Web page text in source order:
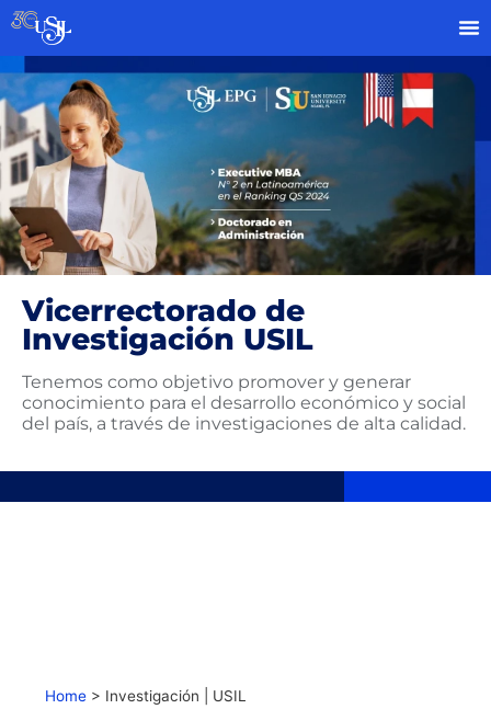
Vicerrectorado de
Investigación USIL
Tenemos como objetivo promover y generar
conocimiento para el desarrollo económico y social
del país, a través de investigaciones de alta calidad.
Home > Investigación | USIL